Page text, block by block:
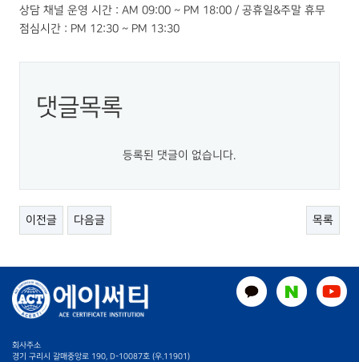
상담 채널 운영 시간 : AM 09:00 ~ PM 18:00 / 공휴일&주말 휴무
점심시간 : PM 12:30 ~ PM 13:30
댓글목록
등록된 댓글이 없습니다.
이전글 다음글 목록
회사주소
경기 구리시 갈매중앙로 190, D-10087호 (우.11901)